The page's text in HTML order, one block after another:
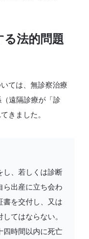
法的問題
ては、無診察治療
遠隔診療が「診
きました。
し、若しくは診断
ら出産に立ち会わ
書を交付し、又は
てはならない。
四時間以内に死亡